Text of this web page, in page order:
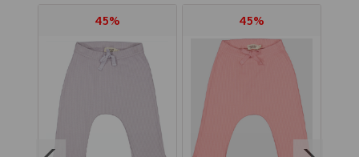
45% 45%